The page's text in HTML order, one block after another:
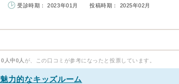
受診時期： 2023年01月 投稿時期： 2025年02月
0人中0人 が、この口コミが参考になったと投票しています。
魅力的なキッズルーム